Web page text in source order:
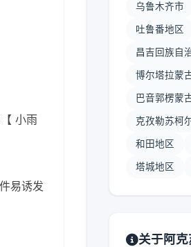
小雨
易诱发
乌鲁木齐市
吐鲁番地区
昌吉回族自
博尔塔拉蒙
巴音郭楞蒙
克孜勒苏柯
和田地区
塔城地区
关于阿